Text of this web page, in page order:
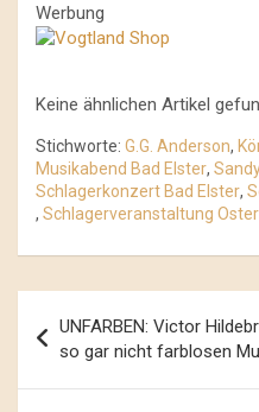
Werbung
Keine ähnlichen Artikel
Stichworte: G.G. Anderson,
Musikabend Bad Elster,
Schlagerkonzert Bad Elster,
, Schlagerveranstaltung
Navigation
UNFARBEN: Victor
so gar nicht farblosen